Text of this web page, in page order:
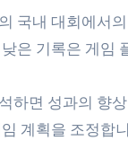
국내 대회에서
은 기록은 게임
하면 성과의 향
계획을 조정합